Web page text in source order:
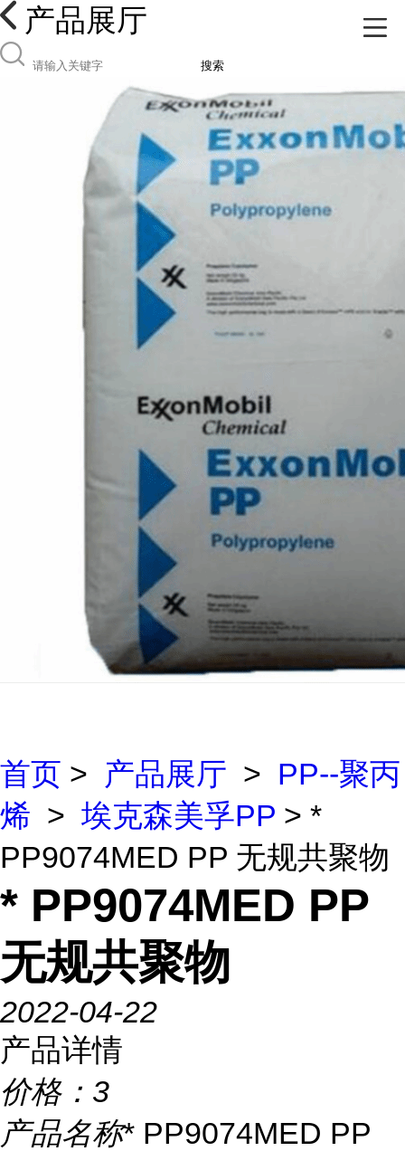
产品展厅
搜索
首页 > 产品展厅 > PP--聚丙
烯 > 埃克森美孚PP > *
PP9074MED PP 无规共聚物
* PP9074MED PP
无规共聚物
2022-04-22
产品详情
价格： 3
产品名称* PP9074MED PP